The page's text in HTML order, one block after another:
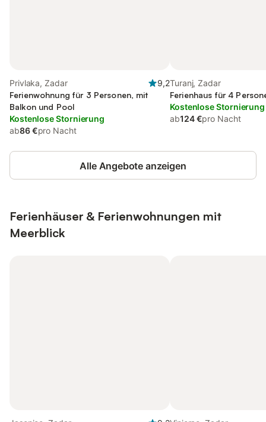
Privlaka, Zadar
9,2
Ferienwohnung für 3 Personen, mit
Balkon und Pool
Kostenlose Stornierung
ab86 €pro Nacht
Turanj, Zadar
Ferienhaus für 4
Kostenlose Stornierung
ab124 €pro Nacht
Alle Angebote anzeigen
Ferienhäuser & Ferienwohnungen mit
Meerblick